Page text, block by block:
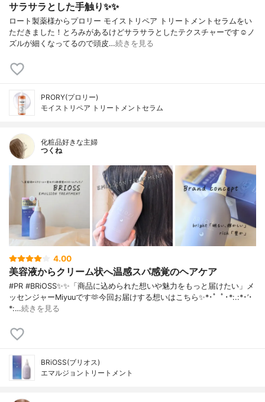
サラサラとした手触り✨✨
ロート製薬様からプロリー モイストリペア トリートメントセラムをい
ただきました！とろみがあるけどサラサラとしたテクスチャーです☺︎︎ノ
ズルが細くなってるので頭皮…続きを見る
PRORY(プロリー)
モイストリペア トリートメントセラム
化粧品好きな主婦
つくね
4.00
美容液からクリーム状へ温感スパ感覚のヘアケア
#PR #BRiOSS✨✨「商品に込められた想いや魅力をもっと届けたい」メ
ッセンジャーMiyuuです🫶今回お届けする想いはこちら✨*･゜ﾟ･*:.:*･’･
*:…続きを見る
BRiOSS(ブリオス)
エマルジョントリートメント